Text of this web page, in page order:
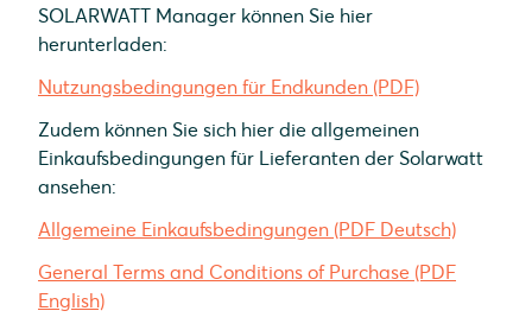
SOLARWATT Manager können Sie hier
herunterladen:
Nutzungsbedingungen für Endkunden (PDF)
Zudem können Sie sich hier die allgemeinen
Einkaufsbedingungen für Lieferanten der Solarwatt
ansehen:
Allgemeine Einkaufsbedingungen (PDF Deutsch)
General Terms and Conditions of Purchase (PDF
English)